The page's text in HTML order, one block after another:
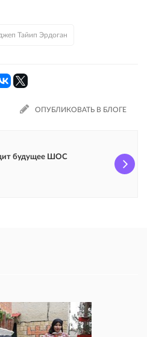
Тайип Эрдоган
ОПУБЛИКОВАТЬ В БЛОГЕ
будущее ШОС